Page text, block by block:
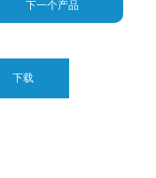
下一个产品
下载